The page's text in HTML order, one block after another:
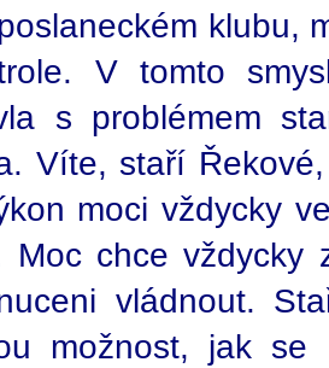
klubu,
V tomto
s problémem
Víte, staří
moci vždycky
Moc chce vždycky
vládnout.
možnost, jak